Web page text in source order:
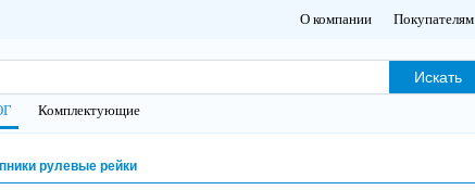
О компании Покупателям
Искать
Комплектующие
рулевые рейки